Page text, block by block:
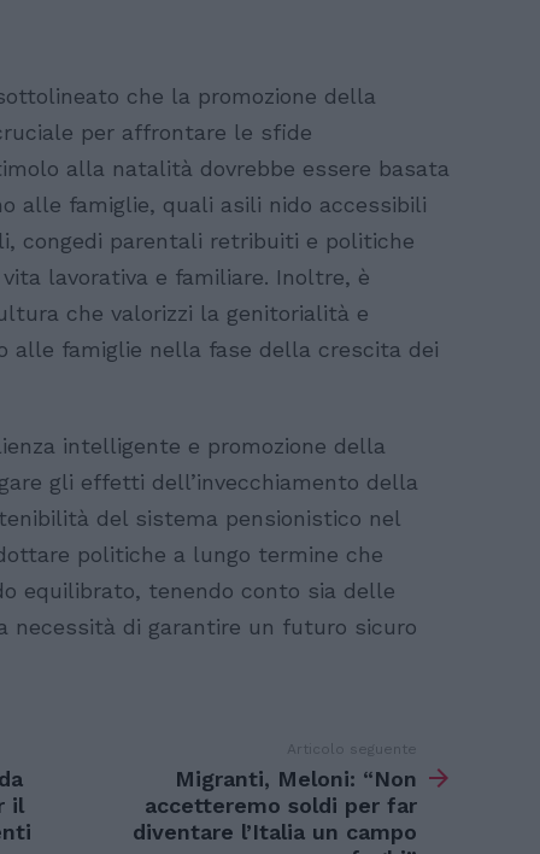
che la promozione della
per affrontare le sfide
alla natalità dovrebbe essere basata
alle famiglie, quali asili nido accessibili
congedi parentali retribuiti e politiche
lavorativa e familiare. Inoltre, è
che valorizzi la genitorialità e
alle famiglie nella fase della crescita dei
intelligente e promozione della
gli effetti dell’invecchiamento della
del sistema pensionistico nel
politiche a lungo termine che
equilibrato, tenendo conto sia delle
necessità di garantire un futuro sicuro
il
Articolo seguente
Migranti, Meloni: “Non
accetteremo soldi per far
diventare l’Italia un campo